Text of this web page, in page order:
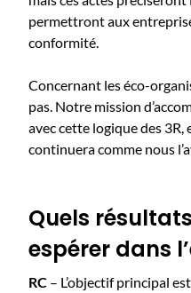
permettront aux
conformité.
Concernant les éco-
pas. Notre mission
avec cette logique des
continuera comme nous
Quels
espérer dans
RC – L’objectif principal